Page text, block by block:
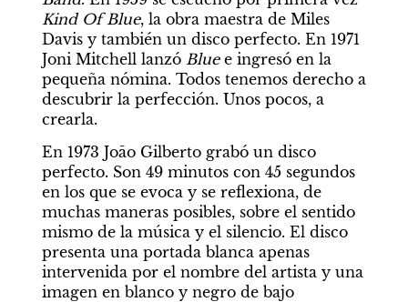
Kind Of Blue, la obra maestra de Miles
Davis y también un disco perfecto. En 1971
Joni Mitchell lanzó Blue e ingresó en la
pequeña nómina. Todos tenemos derecho a
descubrir la perfección. Unos pocos, a
crearla.
En 1973 Joāo Gilberto grabó un disco
perfecto. Son 49 minutos con 45 segundos
en los que se evoca y se reflexiona, de
muchas maneras posibles, sobre el sentido
mismo de la música y el silencio. El disco
presenta una portada blanca apenas
intervenida por el nombre del artista y una
imagen en blanco y negro de bajo